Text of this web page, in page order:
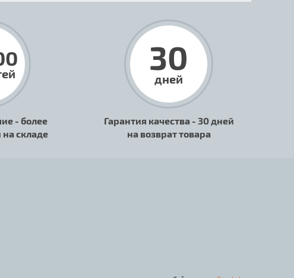
- более
на складе
30
дней
Гарантия качества - 30 дней
на возврат товара